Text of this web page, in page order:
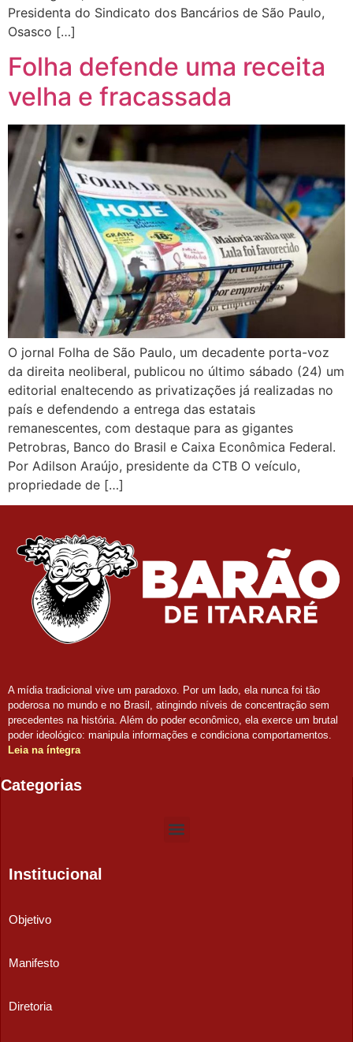
Presidenta do Sindicato dos Bancários de São Paulo,
Osasco […]
Folha defende uma receita
velha e fracassada
O jornal Folha de São Paulo, um decadente porta-voz
da direita neoliberal, publicou no último sábado (24) um
editorial enaltecendo as privatizações já realizadas no
país e defendendo a entrega das estatais
remanescentes, com destaque para as gigantes
Petrobras, Banco do Brasil e Caixa Econômica Federal.
Por Adilson Araújo, presidente da CTB O veículo,
propriedade de […]
A mídia tradicional vive um paradoxo. Por um lado, ela nunca foi tão
poderosa no mundo e no Brasil, atingindo níveis de concentração sem
precedentes na história. Além do poder econômico, ela exerce um brutal
poder ideológico: manipula informações e condiciona comportamentos.
Leia na íntegra
Categorias
Institucional
Objetivo
Manifesto
Diretoria